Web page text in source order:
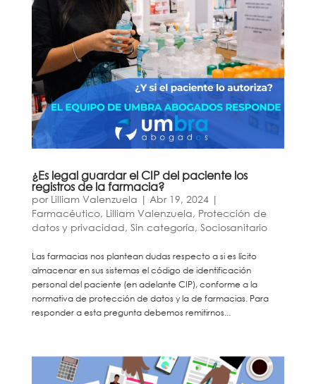
¿Es legal guardar el CIP del paciente los
registros de la farmacia?
por Lilliam Valenzuela | Abr 19, 2024|
Farmacéutico, Lilliam Valenzuela, Protección de
datos y privacidad, Sin categoría, Sociosanitario
Las farmacias nos plantean dudas respecto a si es lícito
almacenar en sus sistemas el código de identificación
personal del paciente (en adelante CIP), conforme a la
normativa de protección de datos y la de farmacias. Para
responder a esta pregunta debemos remitirnos...